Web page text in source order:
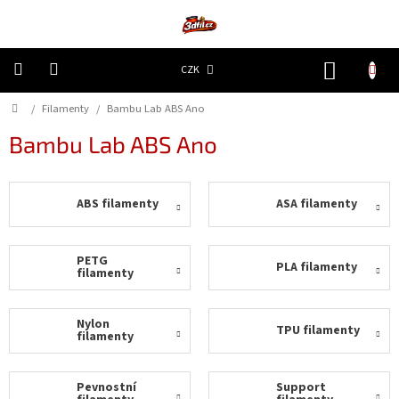
CZK
díly
ceny
Domů
/ Filamenty / Bambu Lab ABS Ano
Bambu Lab ABS Ano
ABS filamenty ASA filamenty
PETG
filamenty PLA filamenty
Nylon
filamenty TPU filamenty
Pevnostní Support